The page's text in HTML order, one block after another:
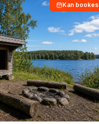
Kan bookes